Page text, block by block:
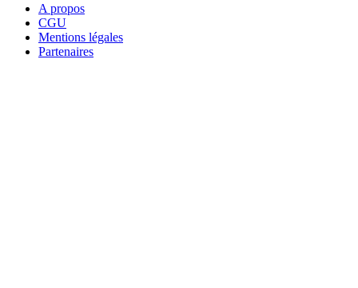
A propos
CGU
Mentions légales
Partenaires